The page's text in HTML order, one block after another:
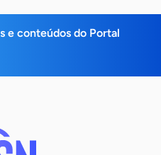
e conteúdos do Portal